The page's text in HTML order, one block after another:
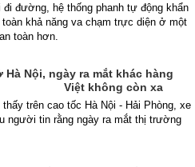
đường, hệ thống phanh tự động khẩn
khả năng va chạm trực diện ở một
toàn hơn.
Nội, ngày ra mắt khác hàng
Việt không còn xa
trên cao tốc Hà Nội - Hải Phòng, xe
người tin rằng ngày ra mắt thị trường